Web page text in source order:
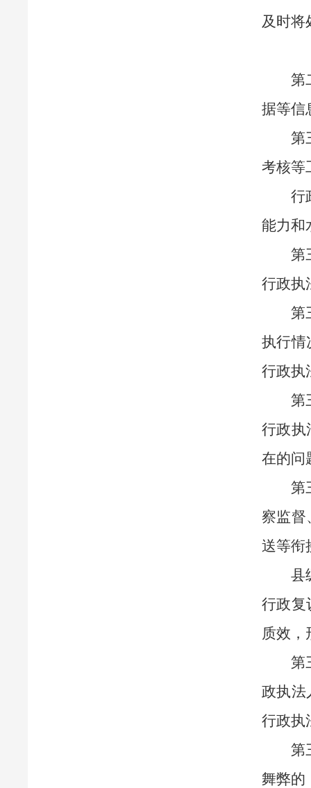
及时将
第
据等信
第
考核等
行
能力和
第
行政执
第
执行情
行政执
第
行政执
在的问
第
察监督
送等衔
县
行政复
质效，
第
政执法
行政执
第
舞弊的